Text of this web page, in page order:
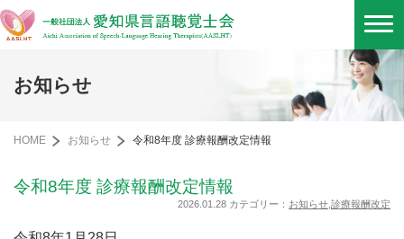
お知らせ
HOME お知らせ 令和8年度 診療報酬改定情報
令和8年度 診療報酬改定情報
2026.01.28 カテゴリー： お知らせ 診療報酬改定